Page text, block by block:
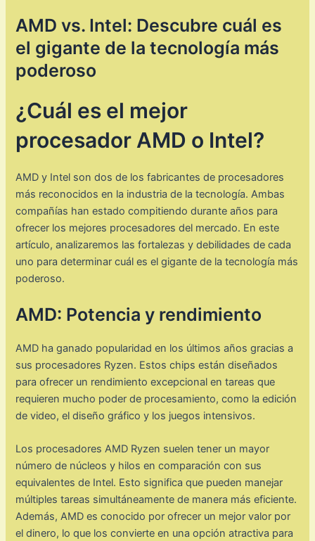
AMD vs. Intel: Descubre cuál es
el gigante de la tecnología más
poderoso
¿Cuál es el mejor
procesador AMD o Intel?
AMD y Intel son dos de los fabricantes de procesadores
más reconocidos en la industria de la tecnología. Ambas
compañías han estado compitiendo durante años para
ofrecer los mejores procesadores del mercado. En este
artículo, analizaremos las fortalezas y debilidades de cada
uno para determinar cuál es el gigante de la tecnología más
poderoso.
AMD: Potencia y rendimiento
AMD ha ganado popularidad en los últimos años gracias a
sus procesadores Ryzen. Estos chips están diseñados
para ofrecer un rendimiento excepcional en tareas que
requieren mucho poder de procesamiento, como la edición
de video, el diseño gráfico y los juegos intensivos.
Los procesadores AMD Ryzen suelen tener un mayor
número de núcleos y hilos en comparación con sus
equivalentes de Intel. Esto significa que pueden manejar
múltiples tareas simultáneamente de manera más eficiente.
Además, AMD es conocido por ofrecer un mejor valor por
el dinero, lo que los convierte en una opción atractiva para